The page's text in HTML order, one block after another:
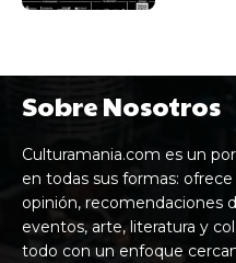
Sobre Nosotros
Culturamania.com es un
en todas sus formas:
opinión, recomendaciones
eventos, arte, literatura y
todo con un enfoque